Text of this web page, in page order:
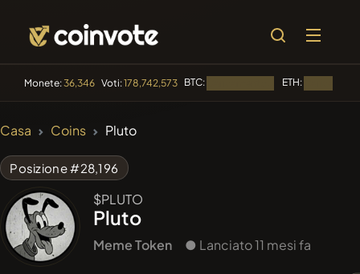
Monete:36,346 Voti:178,742,573 BTC: ETH:
Casa Coins Pluto
Posizione #28,196
$PLUTO
Pluto
Meme Token ● Lanciato 11 mesi fa